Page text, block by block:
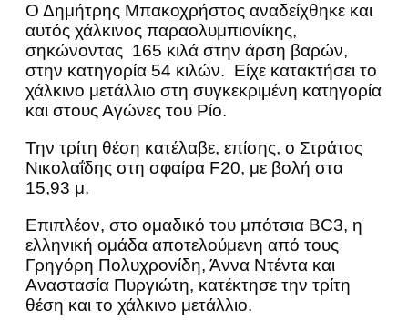
Ο Δημήτρης Μπακοχρήστος αναδείχθηκε και
αυτός χάλκινος παραολυμπιονίκης,
σηκώνοντας 165 κιλά στην άρση βαρών,
στην κατηγορία 54 κιλών. Είχε κατακτήσει το
χάλκινο μετάλλιο στη συγκεκριμένη κατηγορία
και στους Αγώνες του Ρίο.
Την τρίτη θέση κατέλαβε, επίσης, ο Στράτος
Νικολαΐδης στη σφαίρα F20, με βολή στα
15,93 μ.
Επιπλέον, στο ομαδικό του μπότσια BC3, η
ελληνική ομάδα αποτελούμενη από τους
Γρηγόρη Πολυχρονίδη, Άννα Ντέντα και
Αναστασία Πυργιώτη, κατέκτησε την τρίτη
θέση και το χάλκινο μετάλλιο.